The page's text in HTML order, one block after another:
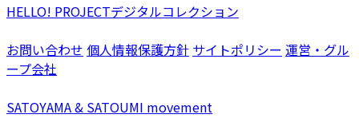
HELLO! PROJECTデジタルコレクション
お問い合わせ 個人情報保護方針 サイトポリシー 運営・グル
ープ会社
SATOYAMA & SATOUMI movement